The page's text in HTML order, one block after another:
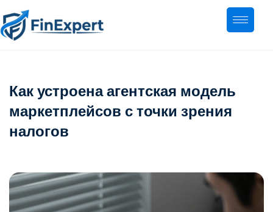
Как устроена агентская модель
маркетплейсов с точки зрения
налогов